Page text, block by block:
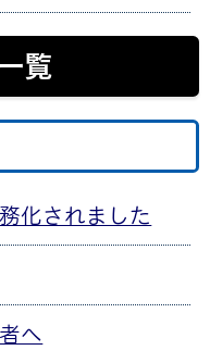
覧
化されました
へ